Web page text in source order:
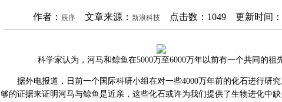
作者： 辰序 文章来源： 新浪科技 点击数： 1049 更新时间：
科学家认为，河马和鲸鱼在5000万至6000万年以前有一个共同的祖
据外电报道，日前一个国际科研小组在对一些4000万年前的化石进行研究
够的证据来证明河马与鲸鱼是近亲，这些化石或许为我们提供了生物进化中缺